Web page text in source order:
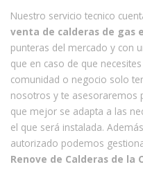
Nuestro servicio tecnico
venta de calderas de gas
punteras del mercado y con
que en caso de que
comunidad o negocio solo
nosotros y te asesoraremos
que mejor se adapta a las
el que será instalada.
autorizado podemos
Renove de Calderas de la